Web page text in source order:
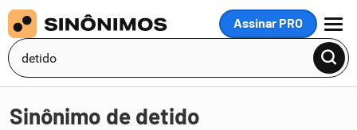
Assinar PRO
MENU
Sinônimo de detido